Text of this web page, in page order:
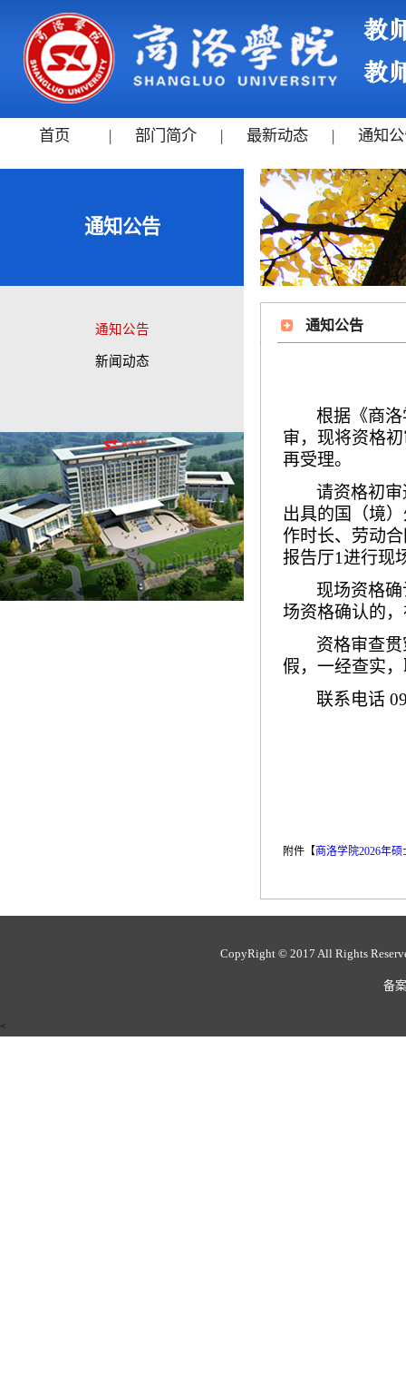
首页 | 部门简介 | 最新动态 | 通知
通知公告
通知公告
新闻动态
通知公告
根据《商洛
审，现将资格
再受理。
请资格初
出具的国（境
作时长、劳动
报告厅1 进行现
现场资格
场资格确认的
资格审查
假，一经查实
联系电话
附件【商洛学院2026年
CopyRight © 2017 All Rights
备
<